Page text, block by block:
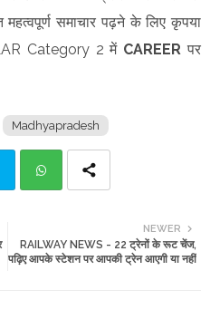
महत्वपूर्ण समाचार पढ़ने के लिए कृपया
Category 2 में CAREERपर
Madhyapradesh
ats
NEWER
RAILWAY NEWS - 22 ट्रेनों के रूट चेंज,
पढ़िए आपके स्टेशन पर आपकी ट्रेन आएगी या नहीं